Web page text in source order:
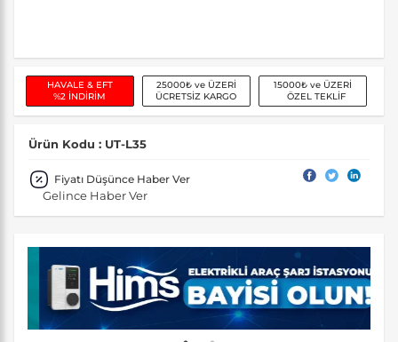
HAVALE & EFT
%2 İNDİRİM
25000₺ ve ÜZERİ
ÜCRETSİZ KARGO
15000₺ ve ÜZERİ
ÖZEL TEKLİF
Ürün Kodu : UT-L35
Fiyatı Düşünce Haber Ver
Gelince Haber Ver